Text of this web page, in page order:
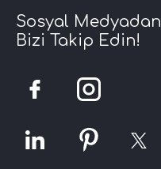
Sosyal Medyadan
Bizi Takip Edin!